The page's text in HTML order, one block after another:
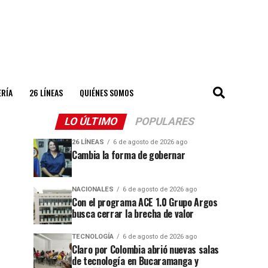
26 LÍNEAS QUIÉNES SOMOS
LO ÚLTIMO POPULARES
26 LÍNEAS 6 de agosto de 2026 ago
Cambia la forma de gobernar
NACIONALES 6 de agosto de 2026 ago
Con el programa ACE 1.0 Grupo Argos
busca cerrar la brecha de valor
TECNOLOGÍA 6 de agosto de 2026 ago
Claro por Colombia abrió nuevas salas
de tecnología en Bucaramanga y